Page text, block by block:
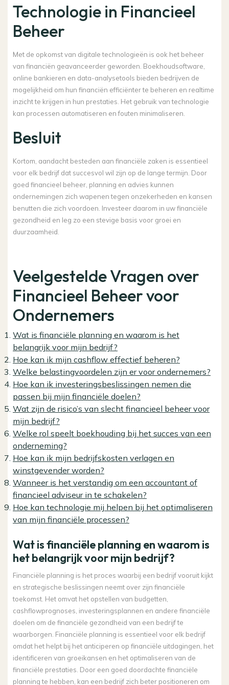
Technologie in Financieel
Beheer
Met de opkomst van digitale technologieën is ook het beheer
van financiën geavanceerder geworden. Boekhoudsoftware,
online bankieren en data-analysetools bieden bedrijven de
mogelijkheid om hun financiën efficiënter te beheren en realtime
inzicht te krijgen in hun prestaties. Het gebruik van technologie
kan processen automatiseren en fouten minimaliseren.
Besluit
Kortom, aandacht besteden aan financiële zaken is essentieel
voor elk bedrijf dat succesvol wil zijn op de lange termijn. Door
goed financieel beheer, planning en advies kunnen
ondernemingen zich wapenen tegen onzekerheden en kansen
benutten die zich voordoen. Investeer daarom in uw financiële
gezondheid en leg zo een stevige basis voor groei en
duurzaamheid.
Veelgestelde Vragen over
Financieel Beheer voor
Ondernemers
Wat is financiële planning en waarom is het
belangrijk voor mijn bedrijf?
Hoe kan ik mijn cashflow effectief beheren?
Welke belastingvoordelen zijn er voor ondernemers?
Hoe kan ik investeringsbeslissingen nemen die
passen bij mijn financiële doelen?
Wat zijn de risico’s van slecht financieel beheer voor
mijn bedrijf?
Welke rol speelt boekhouding bij het succes van een
onderneming?
Hoe kan ik mijn bedrijfskosten verlagen en
winstgevender worden?
Wanneer is het verstandig om een accountant of
financieel adviseur in te schakelen?
Hoe kan technologie mij helpen bij het optimaliseren
van mijn financiële processen?
Wat is financiële planning en waarom is
het belangrijk voor mijn bedrijf?
Financiële planning is het proces waarbij een bedrijf vooruit kijkt
en strategische beslissingen neemt over zijn financiële
toekomst. Het omvat het opstellen van budgetten,
cashflowprognoses, investeringsplannen en andere financiële
doelen om de financiële gezondheid van een bedrijf te
waarborgen. Financiële planning is essentieel voor elk bedrijf
omdat het helpt bij het anticiperen op financiële uitdagingen, het
identificeren van groeikansen en het optimaliseren van de
financiële prestaties. Door een goed doordachte financiële
planning te hebben, kan een bedrijf zich beter positioneren om